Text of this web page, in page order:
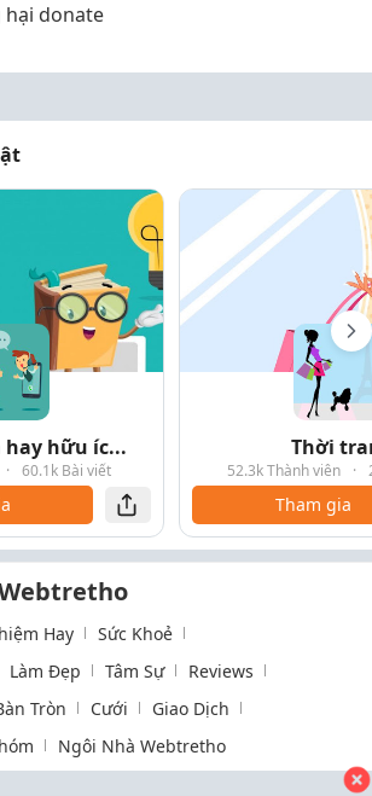
donate
hữu íc...
· 60.1k Bài viết
Thời
52.3k Thành viên ·
Tham gia
Hay
Sức Khoẻ
Làm Đẹp Tâm Sự
Reviews
Tròn Cưới
Giao Dịch
Ngôi Nhà Webtretho